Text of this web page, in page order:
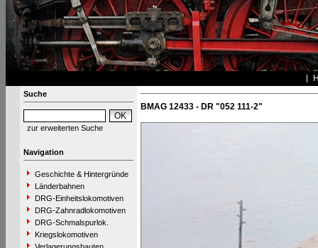
Suche
zur erweiterten Suche
Navigation
Geschichte & Hintergründe
Länderbahnen
DRG-Einheitslokomotiven
DRG-Zahnradlokomotiven
DRG-Schmalspurlok.
Kriegslokomotiven
BMAG 12433 - DR "052 111-2"